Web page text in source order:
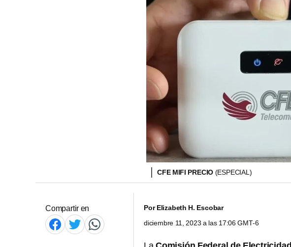
CFE MIFI PRECIO (ESPECIAL)
Compartir en PorElizabeth H. Escobar
diciembre 11, 2023 a las 17:06 GMT-6